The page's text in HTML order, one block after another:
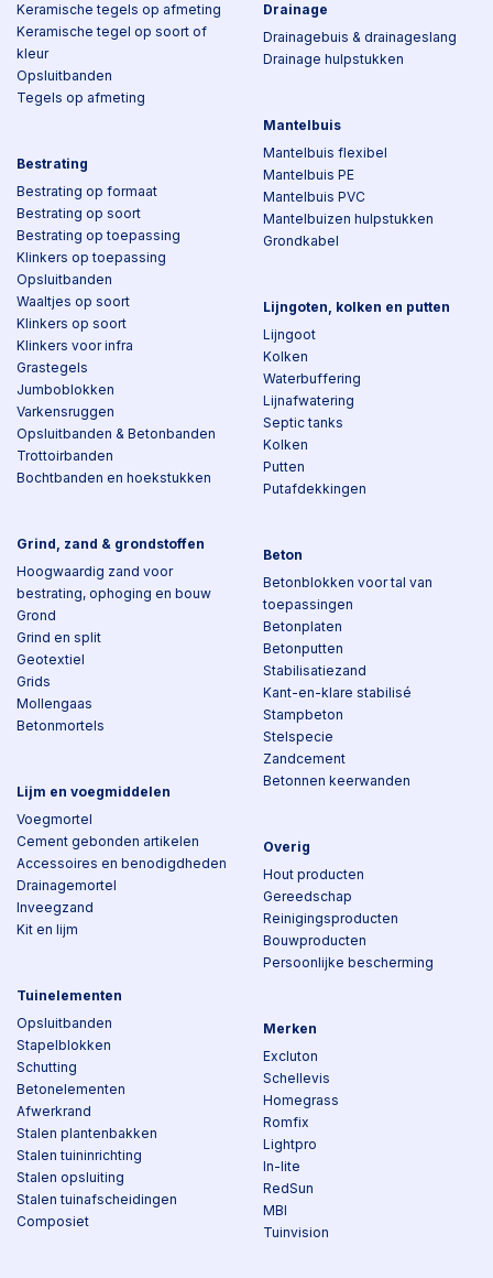
Keramische tegels op afmeting
Keramische tegel op soort of
kleur
Opsluitbanden
Tegels op afmeting
Bestrating
Bestrating op formaat
Bestrating op soort
Bestrating op toepassing
Klinkers op toepassing
Opsluitbanden
Waaltjes op soort
Klinkers op soort
Klinkers voor infra
Grastegels
Jumboblokken
Varkensruggen
Opsluitbanden & Betonbanden
Trottoirbanden
Bochtbanden en hoekstukken
Grind, zand & grondstoffen
Hoogwaardig zand voor
bestrating, ophoging en bouw
Grond
Grind en split
Geotextiel
Grids
Mollengaas
Betonmortels
Lijm en voegmiddelen
Voegmortel
Cement gebonden artikelen
Accessoires en benodigdheden
Drainagemortel
Inveegzand
Kit en lijm
Tuinelementen
Opsluitbanden
Stapelblokken
Schutting
Betonelementen
Afwerkrand
Stalen plantenbakken
Stalen tuininrichting
Stalen opsluiting
Stalen tuinafscheidingen
Composiet
Drainage
Drainagebuis & drainageslang
Drainage hulpstukken
Mantelbuis
Mantelbuis flexibel
Mantelbuis PE
Mantelbuis PVC
Mantelbuizen hulpstukken
Grondkabel
Lijngoten, kolken en putten
Lijngoot
Kolken
Waterbuffering
Lijnafwatering
Septic tanks
Kolken
Putten
Putafdekkingen
Beton
Betonblokken voor tal van
toepassingen
Betonplaten
Betonputten
Stabilisatiezand
Kant-en-klare stabilisé
Stampbeton
Stelspecie
Zandcement
Betonnen keerwanden
Overig
Hout producten
Gereedschap
Reinigingsproducten
Bouwproducten
Persoonlijke bescherming
Merken
Excluton
Schellevis
Homegrass
Romfix
Lightpro
In-lite
RedSun
MBI
Tuinvision